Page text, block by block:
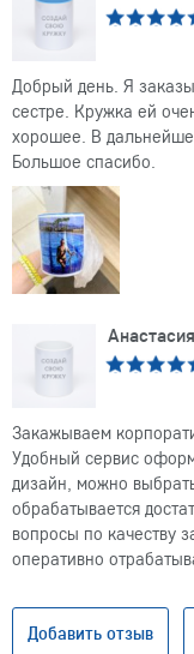
Добрый день. Я
сестре. Кружка ей
хорошее. В
Большое спасибо.
Закажываем
Удобный сервис
дизайн, можно
обрабатывается
вопросы по качеству
оперативно
Добавить отзыв